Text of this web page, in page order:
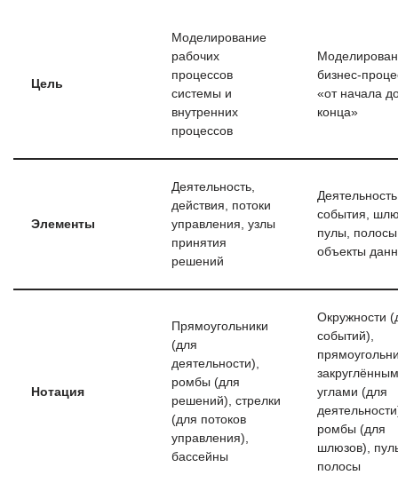
Цель
Моделирование
рабочих
процессов
системы и
внутренних
процессов
бизнес-
«от начала
конца»
Элементы
Деятельность,
действия, потоки
управления, узлы
принятия
решений
события,
пулы,
объекты
Нотация
Прямоугольники
(для
деятельности),
ромбы (для
решений), стрелки
(для потоков
управления),
бассейны
Окружности
событий),
углами (для
ромбы (для
шлюзов),
полосы